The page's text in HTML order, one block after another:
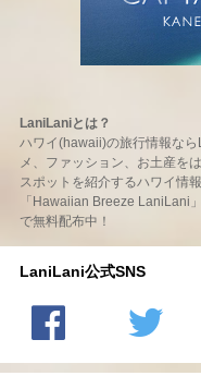
LaniLaniとは？
ハワイ(hawaii)の旅行情報な
メ、ファッション、お土産を
スポットを紹介するハワイ情
「Hawaiian Breeze LaniLani
で無料配布中！
LaniLani公式SNS
の
のtwitter